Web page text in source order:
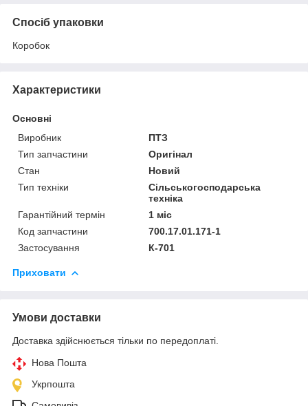
Спосіб упаковки
Коробок
Характеристики
Основні
Виробник
ПТЗ
Тип запчастини
Оригінал
Стан
Новий
Тип техніки
Сільськогосподарська
техніка
Гарантійний термін
1 міс
Код запчастини
700.17.01.171-1
Застосування
К-701
Приховати
Умови доставки
Доставка здійснюється тільки по передоплаті.
Нова Пошта
Укрпошта